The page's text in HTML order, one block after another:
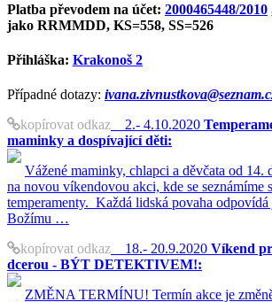
Platba převodem na účet: 2000465448/2010
jako RRMMDD, KS=558, SS=526
Přihláška: Krakonoš 2
Případné dotazy:
kopírovat odkaz 2.- 4.10.2020
maminky a dospívající děti:
Vážené maminky, chlapci a děvčata od 14.
na novou víkendovou akci, kde se seznámíme
temperamenty. Každá lidská povaha odpovídá
Božímu …
kopírovat odkaz 18.- 20.9.2020 Víkend
dcerou - BÝT DETEKTIVEM!:
ZMĚNA TERMÍNU! Termín akce je